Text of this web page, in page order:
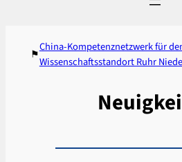
⚑
China-Kompetenznetzwerk für
Wissenschaftsstandort Ruhr